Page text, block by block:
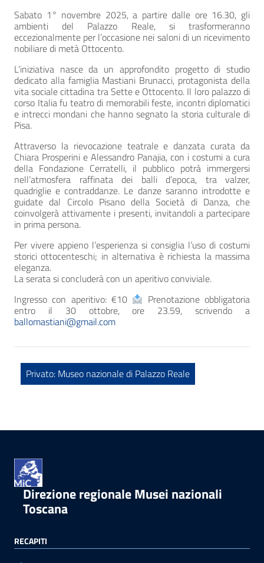
Sabato 1° novembre 2025, a partire dalle ore 16.30, gli
ambienti del Palazzo Reale, si trasformeranno
eccezionalmente per l’occasione nei saloni di un ricevimento
nobiliare di metà Ottocento.
L’iniziativa nasce da un approfondito progetto di studio
dedicato alla famiglia Mastiani Brunacci, protagonista della
vita sociale cittadina tra Sette e Ottocento. Il loro palazzo di
corso Italia fu teatro di memorabili feste, incontri diplomatici
e intrecci mondani che hanno segnato la storia culturale di
Pisa.
Attraverso la rievocazione teatrale e danzata curata da
Chiara Prosperini e Alessandro Panajia, con i costumi a cura
della Fondazione Cerratelli, il pubblico potrà immergersi
nell’atmosfera raffinata dei balli d’epoca, tra valzer,
quadriglie e contraddanze. Le danze saranno introdotte e
guidate dal Circolo Pisano della Società di Danza, che
coinvolgerà attivamente i presenti, invitandoli a partecipare
in prima persona.
Per vivere appieno l’esperienza si consiglia l’uso di costumi
storici ottocenteschi; in alternativa è richiesta la massima
eleganza.
La serata si concluderà con un aperitivo conviviale.
Ingresso con aperitivo: €10
Prenotazione obbligatoria
entro il 30 ottobre, ore 23.59, scrivendo a
ballomastiani@gmail.com
Privato: Museo nazionale di Palazzo Reale
Direzione regionale Musei nazionali
Toscana
RECAPITI